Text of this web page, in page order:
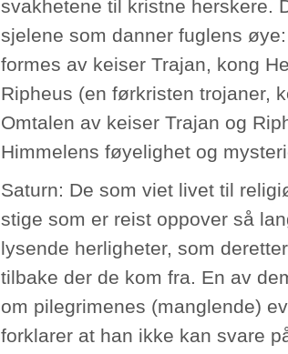
svakhetene til kristne herskere.
sjelene som danner fuglens
formes av keiser Trajan, kong
Ripheus (en førkristen trojaner,
Omtalen av keiser Trajan og
Himmelens føyelighet og
Saturn: De som viet livet til
stige som er reist oppover så
lysende herligheter, som
tilbake der de kom fra. En av
om pilegrimenes (manglende)
forklarer at han ikke kan svare